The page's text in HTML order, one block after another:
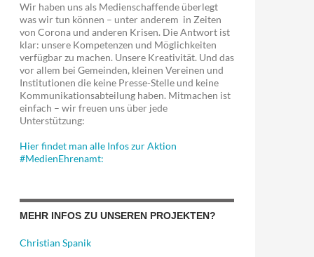
Wir haben uns als Medienschaffende überlegt
was wir tun können – unter anderem in Zeiten
von Corona und anderen Krisen. Die Antwort ist
klar: unsere Kompetenzen und Möglichkeiten
verfügbar zu machen. Unsere Kreativität. Und das
vor allem bei Gemeinden, kleinen Vereinen und
Institutionen die keine Presse-Stelle und keine
Kommunikationsabteilung haben. Mitmachen ist
einfach – wir freuen uns über jede
Unterstützung:
Hier findet man alle Infos zur Aktion
#MedienEhrenamt:
MEHR INFOS ZU UNSEREN PROJEKTEN?
Christian Spanik